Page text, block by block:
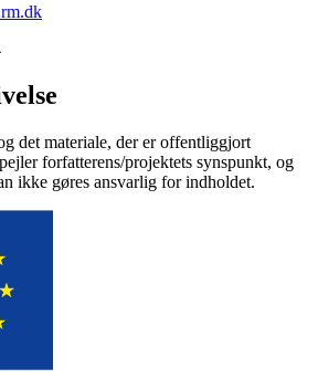
det materiale, der er offentliggjort
forfatterens/projektets synspunkt, og
ikke gøres ansvarlig for indholdet.